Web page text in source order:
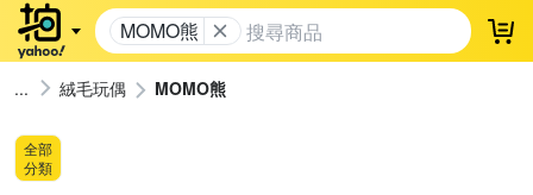
MOMO熊 登
絨毛玩偶 MOMO熊
全部
分類